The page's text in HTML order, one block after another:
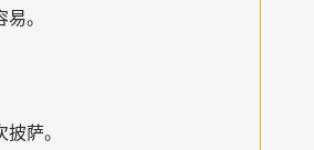
。
萨。